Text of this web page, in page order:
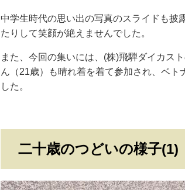
中学生時代の思い出の写真のスライドも披
たりして笑顔が絶えませんでした。
また、今回の集いには、(株)飛騨ダイカス
ん（21歳）も晴れ着を着て参加され、ベ
した。
二十歳のつどいの様子(1)